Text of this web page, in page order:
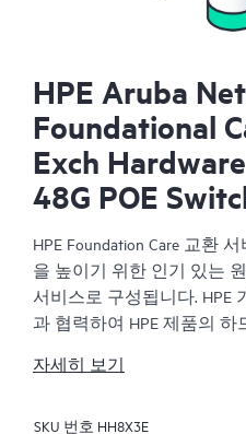
HPE Aruba
Foundational
Exch
48G POE
HPE Foundation Care 교환
을 높이기 위한 인기 있는
서비스로 구성됩니다. HPE
과 협력하여 HPE 제품의
이고 빠른 교환 서비스를 제
자세히 보기
SKU 번호 HH8X3E